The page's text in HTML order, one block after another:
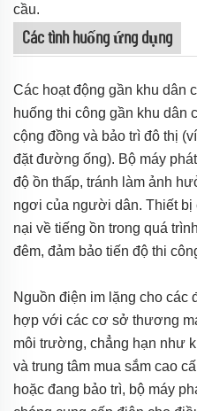
cầu.
Các tình huống ứng dụng
Các hoạt động gần khu dân
huống thi công gần khu dân
cộng đồng và bảo trì đô thị
đặt đường ống). Bộ máy
độ ồn thấp, tránh làm ảnh
ngơi của người dân. Thiết bị
nại về tiếng ồn trong quá
đêm, đảm bảo tiến độ thi
Nguồn điện im lặng cho các
hợp với các cơ sở thương
môi trường, chẳng hạn như
và trung tâm mua sắm cao
hoặc đang bảo trì, bộ máy